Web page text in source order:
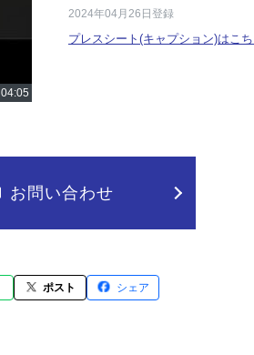
2024年04月26日登録
プレスシート(キャプション)はこち
お問い合わせ
ポスト シェア